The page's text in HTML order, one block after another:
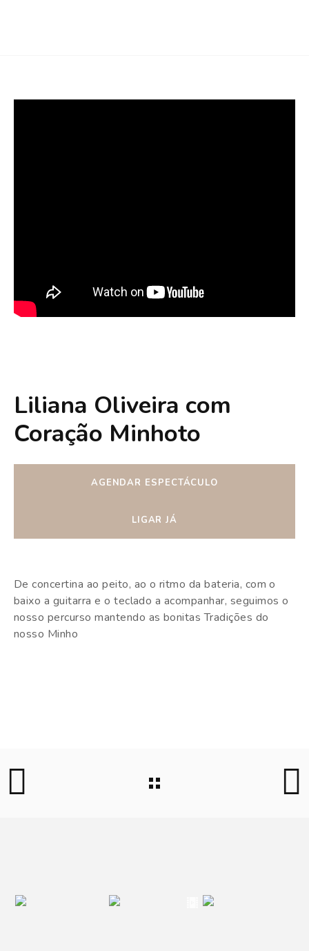
Liliana Oliveira com
Coração Minhoto
AGENDAR ESPECTÁCULO
LIGAR JÁ
De concertina ao peito, ao o ritmo da bateria, com o
baixo a guitarra e o teclado a acompanhar, seguimos o
nosso percurso mantendo as bonitas Tradições do
nosso Minho